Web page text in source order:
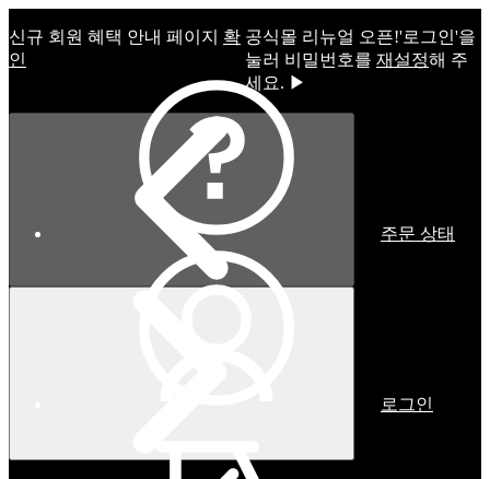
신규 회원 혜택 안내 페이지 확
인
공식몰 리뉴얼 오픈!ㅤ'로그인'을
눌러 비밀번호를 재설정해 주
세요. ▶
주문 상태
로그인